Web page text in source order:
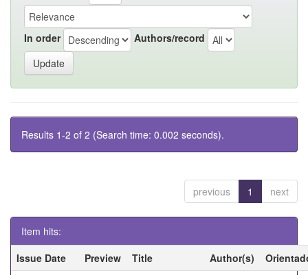
In order Authors/record
Results 1-2 of 2 (Search time: 0.002 seconds).
previous 1 next
Item hits:
Issue Date
Preview Title Author(s)